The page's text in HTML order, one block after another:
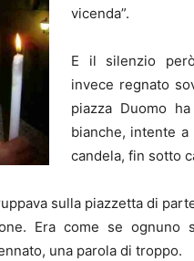
vicenda”.
E il silenzio
invece regnato
piazza Duomo
bianche, intente
candela, fin sotto
sulla piazzetta di
Era come se ognuno
una parola di troppo.